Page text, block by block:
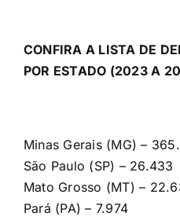
CONFIRA A LISTA DE
POR ESTADO (2023 A
Minas Gerais (MG) –
São Paulo (SP) – 26.433
Mato Grosso (MT) –
Pará (PA) – 7.974